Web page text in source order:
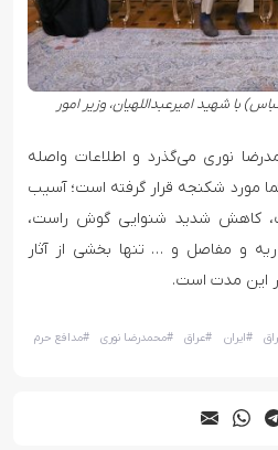
با شهید امیرعبداللهیان، وزیر امور
محمدرضا نوری می‌گذرد و اطلاعات واصله
مورد شکنجه قرار گرفته است؛ آسیب
کاهش شدید شنوایی گوش راست،
و مفاصل و … تنها بخشی از آثار
این مدت است.
#ایران #عراق #محمدرضا نوری #مدافع حرم